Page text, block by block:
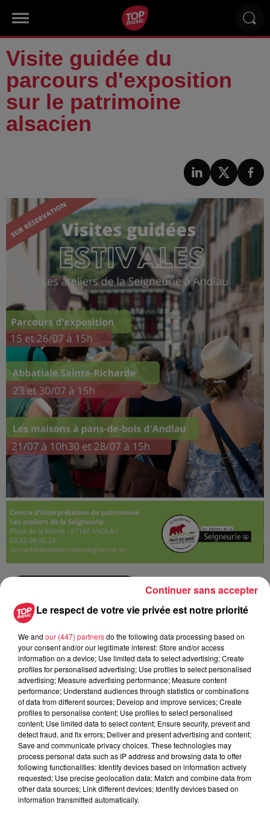
Visite guidée du
parcours d'exposition
sur le patrimoine
alsacien
Date
du12 août 2020 à 0h00
au12 août 2020 à 0h00
Lieu
Les ateliers de la Seigneurie -
ANDLAU (67)
Organisateur
Les ateliers de la Seigneurie
0388086524
contact@lesateliersdelaseigneurie.eu
Le respect de votre vie privée est notre priorité
We and our (447) partnersdo the following data processing based on
your consent and/or our legitimate interest: Store and/or access
information on a device; Use limited data to select advertising; Create
profiles for personalised advertising; Use profiles to select personalised
advertising; Measure advertising performance; Measure content
performance; Understand audiences through statistics or combinations
of data from different sources; Develop and improve services; Create
profiles to personalise content; Use profiles to select personalised
content; Use limited data to select content; Ensure security, prevent and
detect fraud, and fix errors; Deliver and present advertising and content;
Save and communicate privacy choices. These technologies may
process personal data such as IP address and browsing data to offer
following functionalities: Identify devices based on information actively
requested; Use precise geolocation data; Match and combine data from
other data sources; Link different devices; Identify devices based on
information transmitted automatically.
Continuer sans accepter